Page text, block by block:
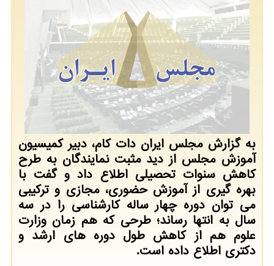
به گزارش مجلس ایران دات کام، دبیر کمیسیون
آموزش مجلس از دید مثبت نمایندگان به طرح
کاهش سنوات تحصیلی اطلاع داد و گفت با
بهره گیری از آموزش حضوری، مجازی و ترکیبی
می توان دوره چهار ساله کارشناسی را در سه
سال به انتها رساند؛ طرحی که هم زمان وزارت
علوم هم از کاهش طول دوره های ارشد و
دکتری اطلاع داده است.